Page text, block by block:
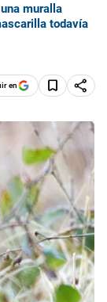
muralla
todavía
en